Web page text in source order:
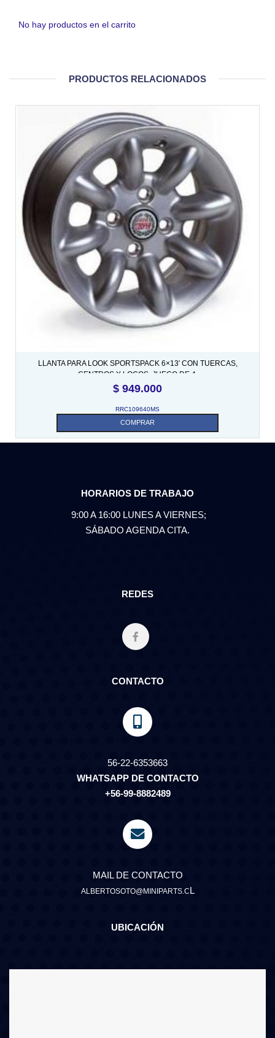
No hay productos en el carrito
PRODUCTOS RELACIONADOS
LLANTA PARA LOOK SPORTSPACK 6×13′ CON TUERCAS,
CENTROS Y LOGOS. JUEGO DE 4.
$ 949.000
RRC109640MS
COMPRAR
HORARIOS DE TRABAJO
9:00 A 16:00 LUNES A VIERNES;
SÁBADO AGENDA CITA.
REDES
CONTACTO
56-22-6353663
WHATSAPP DE CONTACTO
+56-99-8882489
MAIL DE CONTACTO
ALBERTOSOTO@MINIPARTS.CL
UBICACIÓN